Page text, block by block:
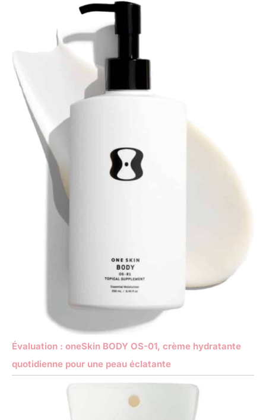
Évaluation : oneSkin BODY OS-01, crème hydratante
quotidienne pour une peau éclatante